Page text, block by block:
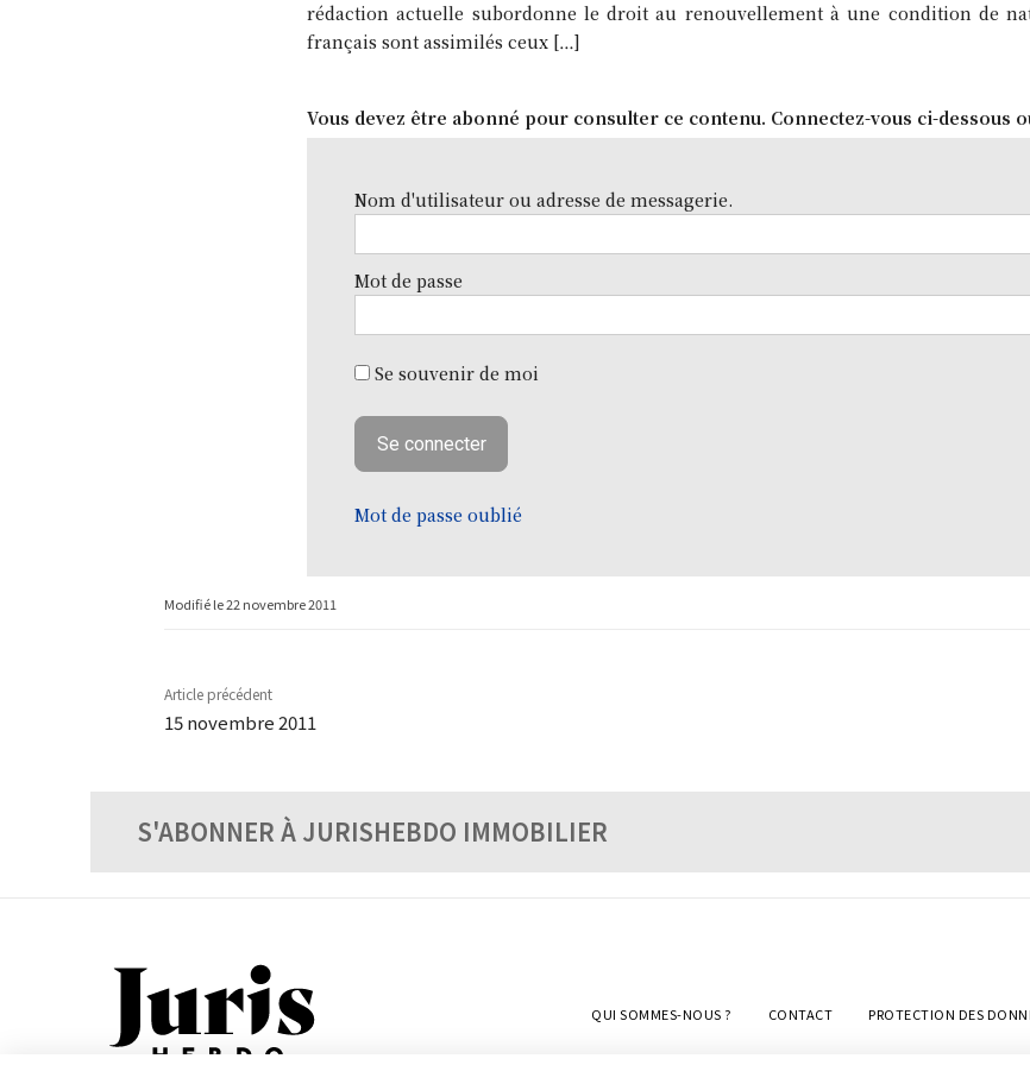
rédaction actuelle subordonne le droit au renouvellement à une condition de
français sont assimilés ceux […]
Vous devez être abonné pour consulter ce contenu. Connectez-vous ci-dessous
Nom d'utilisateur ou adresse de messagerie.
Mot de passe
Se souvenir de moi
Mot de passe oublié
Modifié le22 novembre 2011
Article précédent
15 novembre 2011
S'ABONNER À JURISHEBDO IMMOBILIER
QUI SOMMES-NOUS ? CONTACT PROTECTION DES